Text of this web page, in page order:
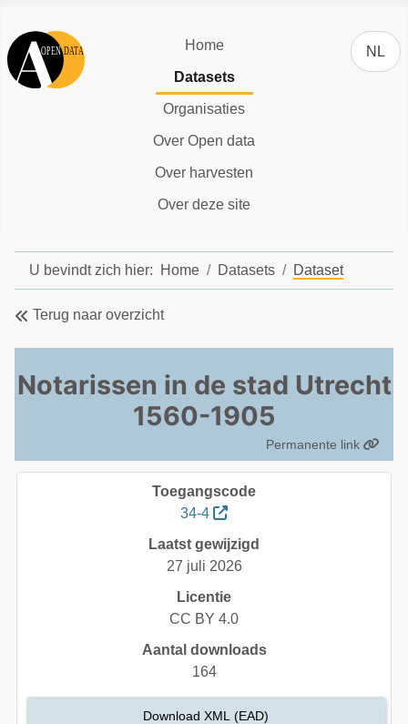
Home
Datasets
Organisaties
Over Open data
Over harvesten
Over deze site
NL
U bevindt zich hier: Home Datasets Dataset
Terug naar overzicht
Notarissen in de stad Utrecht
1560-1905
Permanente link
Toegangscode
34-4
Laatst gewijzigd
27 juli 2026
Licentie
CC BY 4.0
Aantal downloads
164
Download XML (EAD)